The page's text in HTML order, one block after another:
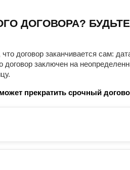
ДОГОВОРА?
договор заканчивается сам:
заключен на
прекратить срочный